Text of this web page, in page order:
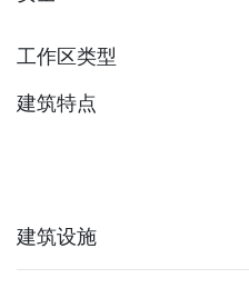
工作区类型
建筑特点
建筑设施